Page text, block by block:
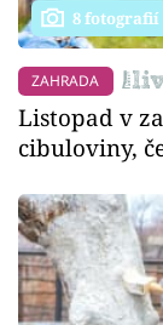
8 fotografií
ZAHRADA
Listopad v
cibuloviny,